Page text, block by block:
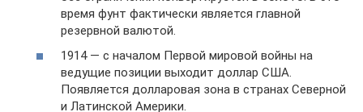
время фунт фактически является главной
резервной валютой.
1914 — с началом Первой мировой войны на
ведущие позиции выходит доллар США.
Появляется долларовая зона в странах Северной
и Латинской Америки.